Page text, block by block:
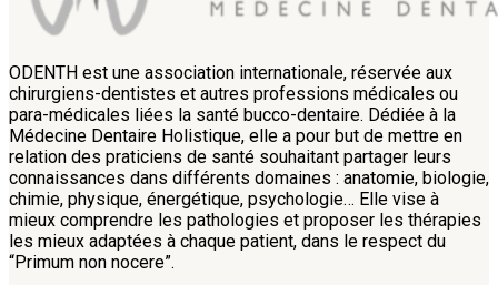
ODENTH est une association internationale, réservée aux
chirurgiens-dentistes et autres professions médicales ou
para-médicales liées la santé bucco-dentaire. Dédiée à la
Médecine Dentaire Holistique, elle a pour but de mettre en
relation des praticiens de santé souhaitant partager leurs
connaissances dans différents domaines : anatomie, biologie,
chimie, physique, énergétique, psychologie… Elle vise à
mieux comprendre les pathologies et proposer les thérapies
les mieux adaptées à chaque patient, dans le respect du
“Primum non nocere”.